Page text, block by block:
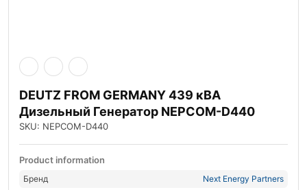
DEUTZ FROM GERMANY 439 кВА
Дизельный Генератор NEPCOM-D440
SKU: NEPCOM-D440
Product information
Бренд
Next Energy Partners